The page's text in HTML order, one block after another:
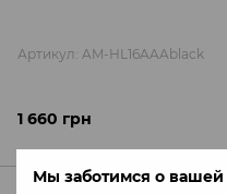
Мы заботимся о
Артикул: AM-HL16AAAblack
1 660 грн